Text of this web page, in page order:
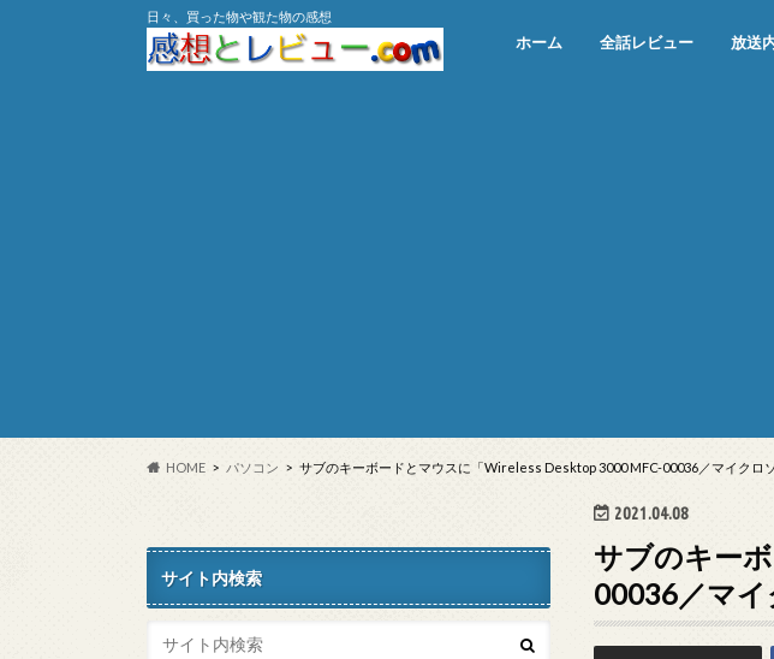
日々、買った物や観た物の感想
ホーム 全話レビュー 放送
HOME パソコン サブのキーボードとマウスに「Wireless Desktop 3000 MFC-00036／マイクロ
2021.04.08
サブのキー
00036／マ
サイト内検索